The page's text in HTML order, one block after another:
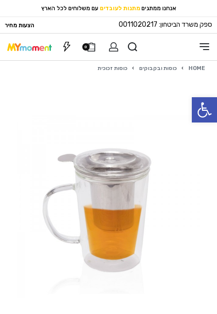
פתח סרגל נגישות
אנחנו ממתגים מתנות לעובדים עם משלוחים לכל הארץ
ספק משרד הביטחון: 0011020217 הצעות מחיר
0
HOME
› כוסות ובקבוקים › כוסות זכוכית